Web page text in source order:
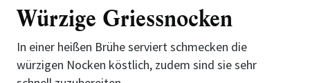
Würzige Griessnocken
In einer heißen Brühe serviert schmecken die
würzigen Nocken köstlich, zudem sind sie sehr